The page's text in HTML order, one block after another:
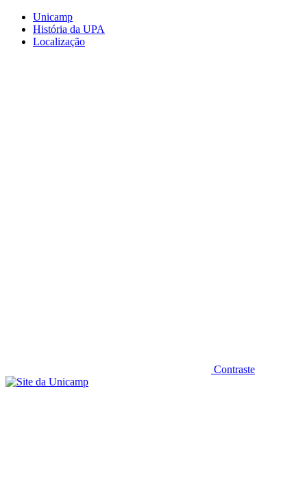
Conteúdo principal
Unicamp
História da UPA
Localização
Contraste